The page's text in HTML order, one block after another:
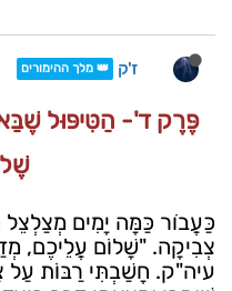
ז'ק 👑 מלך ההימורים
פֶּרֶק ד'- הַטִּיפּוּל
כַּעֲבֹור כַּמָּה יָמִים מְצַלְצֵל
צְבִיקָה. "שָׁלוֹם עֲלֵיכֶם,
עיה"ק. חָשַׁבְתִּי רַבּוֹת עַל